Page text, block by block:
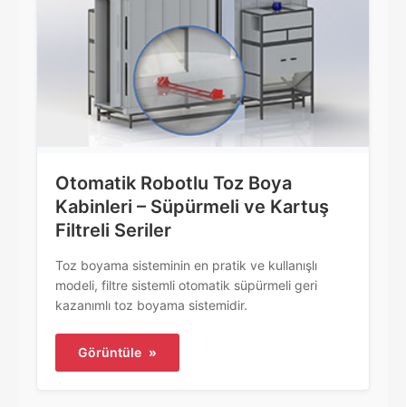
Otomatik Robotlu Toz Boya
Kabinleri – Süpürmeli ve Kartuş
Filtreli Seriler
Toz boyama sisteminin en pratik ve kullanışlı
modeli, filtre sistemli otomatik süpürmeli geri
kazanımlı toz boyama sistemidir.
Görüntüle »